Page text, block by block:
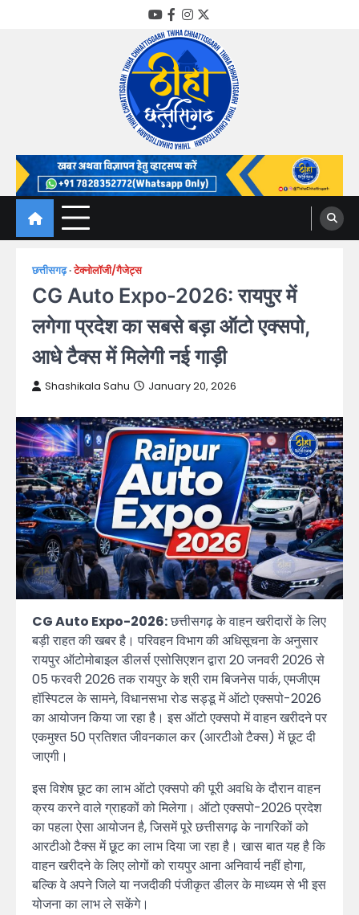
YouTube
Facebook
Instagram
Twitter
Thiha Chhattisgarh
गोठ जन-जन के
छत्तीसगढ़ टेक्नोलॉजी/गैजेट्स
CG Auto Expo-2026: रायपुर में
लगेगा प्रदेश का सबसे बड़ा ऑटो एक्सपो,
आधे टैक्स में मिलेगी नई गाड़ी
Shashikala Sahu January 20, 2026
CG Auto Expo-2026:छत्तीसगढ़ के वाहन खरीदारों के लिए
बड़ी राहत की खबर है। परिवहन विभाग की अधिसूचना के अनुसार
रायपुर ऑटोमोबाइल डीलर्स एसोसिएशन द्वारा 20 जनवरी 2026 से
05 फरवरी 2026 तक रायपुर के श्री राम बिजनेस पार्क, एमजीएम
हॉस्पिटल के सामने, विधानसभा रोड सड्डू में ऑटो एक्सपो-2026
का आयोजन किया जा रहा है। इस ऑटो एक्सपो में वाहन खरीदने पर
एकमुश्त 50 प्रतिशत जीवनकाल कर (आरटीओ टैक्स) में छूट दी
जाएगी।
इस विशेष छूट का लाभ ऑटो एक्सपो की पूरी अवधि के दौरान वाहन
क्रय करने वाले ग्राहकों को मिलेगा। ऑटो एक्सपो-2026 प्रदेश
का पहला ऐसा आयोजन है, जिसमें पूरे छत्तीसगढ़ के नागरिकों को
आरटीओ टैक्स में छूट का लाभ दिया जा रहा है। खास बात यह है कि
वाहन खरीदने के लिए लोगों को रायपुर आना अनिवार्य नहीं होगा,
बल्कि वे अपने जिले या नजदीकी पंजीकृत डीलर के माध्यम से भी इस
योजना का लाभ ले सकेंगे।